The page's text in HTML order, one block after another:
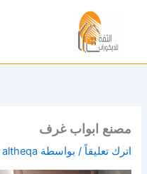
المحتوى
مصنع ابواب غرف
اترك تعليقاً / بواسطة altheqa